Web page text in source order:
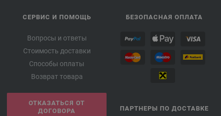
СЕРВИС И ПОМОЩЬ
Вопросы и ответы
Стоимость доставки
Способы оплаты
Возврат товара
ОТКАЗАТЬСЯ ОТ
ДОГОВОРА
БЕЗОПАСНАЯ ОПЛАТА
ПАРТНЕРЫ ПО ДОСТАВКЕ